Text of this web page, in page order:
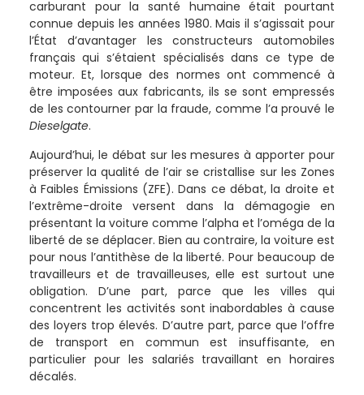
carburant pour la santé humaine était pourtant
connue depuis les années 1980. Mais il s’agissait pour
l’État d’avantager les constructeurs automobiles
français qui s’étaient spécialisés dans ce type de
moteur. Et, lorsque des normes ont commencé à
être imposées aux fabricants, ils se sont empressés
de les contourner par la fraude, comme l’a prouvé le
Dieselgate.
Aujourd’hui, le débat sur les mesures à apporter pour
préserver la qualité de l’air se cristallise sur les Zones
à Faibles Émissions (ZFE). Dans ce débat, la droite et
l’extrême-droite versent dans la démagogie en
présentant la voiture comme l’alpha et l’oméga de la
liberté de se déplacer. Bien au contraire, la voiture est
pour nous l’antithèse de la liberté. Pour beaucoup de
travailleurs et de travailleuses, elle est surtout une
obligation. D’une part, parce que les villes qui
concentrent les activités sont inabordables à cause
des loyers trop élevés. D’autre part, parce que l’offre
de transport en commun est insuffisante, en
particulier pour les salariés travaillant en horaires
décalés.